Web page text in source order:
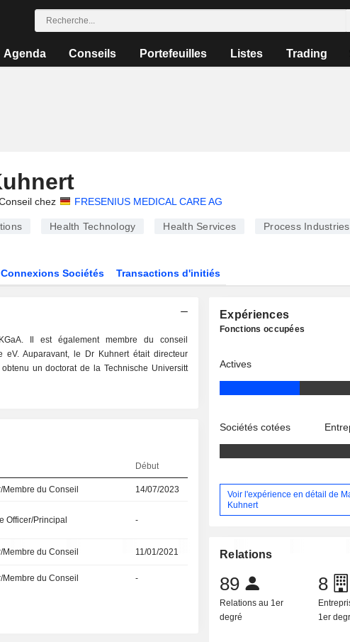
Agenda Conseils Portefeuilles Listes Trading
chez FRESENIUS MEDICAL CARE AG
Health Technology Health Services Process Industries
Connexions Sociétés Transactions d'initiés
Il est également membre du conseil
eV. Auparavant, le Dr Kuhnert était directeur
un doctorat de la Technische Universitt
Début
Membre du Conseil 14/07/2023
Officer/Principal -
Membre du Conseil 11/01/2021
Membre du Conseil -
Expériences
Fonctions occupées
Actives
Sociétés cotées
Voir l'expérience en détail de
Kuhnert
Relations
89
Relations au 1er
degré
8
1er